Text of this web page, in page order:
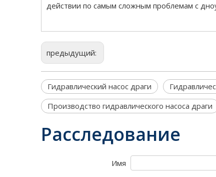
действии по самым сложным проблемам с
предыдущий:
Гидравлический насос драги
Производство гидравлического насоса драги
Расследование
Имя